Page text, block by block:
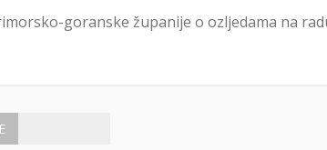
goranske županije o ozljedama na